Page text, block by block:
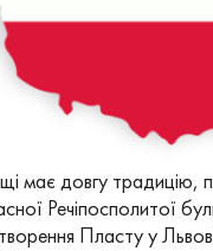
має довгу традицію,
Речіпосполитої
Пласту у